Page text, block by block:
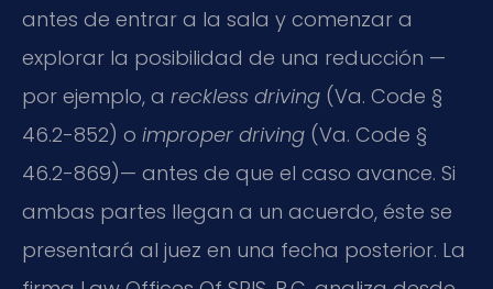
antes de entrar a la sala y comenzar a
explorar la posibilidad de una reducción —
por ejemplo, a reckless driving (Va. Code §
46.2-852) o improper driving (Va. Code §
46.2-869)— antes de que el caso avance. Si
ambas partes llegan a un acuerdo, éste se
presentará al juez en una fecha posterior. La